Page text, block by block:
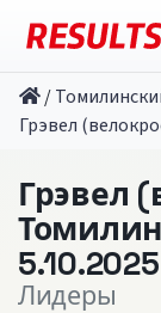
/
Грэвел
Грэвел
5.10.2025
Лидеры